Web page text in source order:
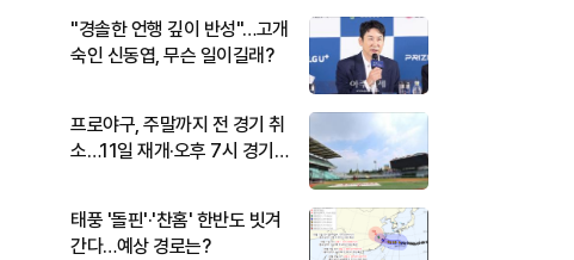
"경솔한 언행 깊이 반성"…고개
숙인 신동엽, 무슨 일이길래?
프로야구, 주말까지 전 경기 취
소…11일 재개·오후 7시 경기
태풍 '돌핀'·'찬홈' 한반도 빗겨
간다…예상 경로는?